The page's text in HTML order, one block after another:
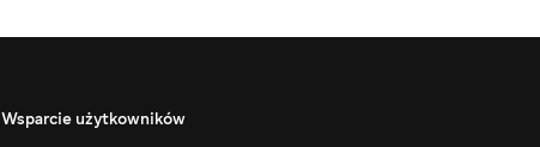
Wsparcie użytkowników